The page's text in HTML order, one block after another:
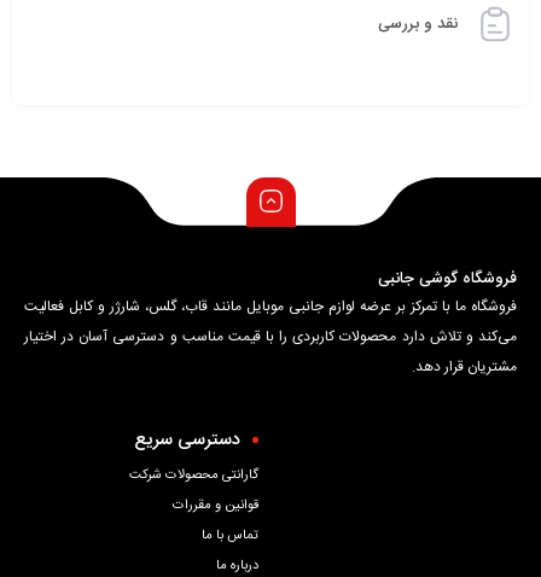
نقد و بررسی
فروشگاه گوشی جانبی
فروشگاه ما با تمرکز بر عرضه لوازم جانبی موبایل مانند قاب، گلس، شارژر و کابل فعالیت
می‌کند و تلاش دارد محصولات کاربردی را با قیمت مناسب و دسترسی آسان در اختیار
مشتریان قرار دهد.
دسترسی سریع
گارانتی محصولات شرکت
قوانین و مقررات
تماس با ما
درباره ما